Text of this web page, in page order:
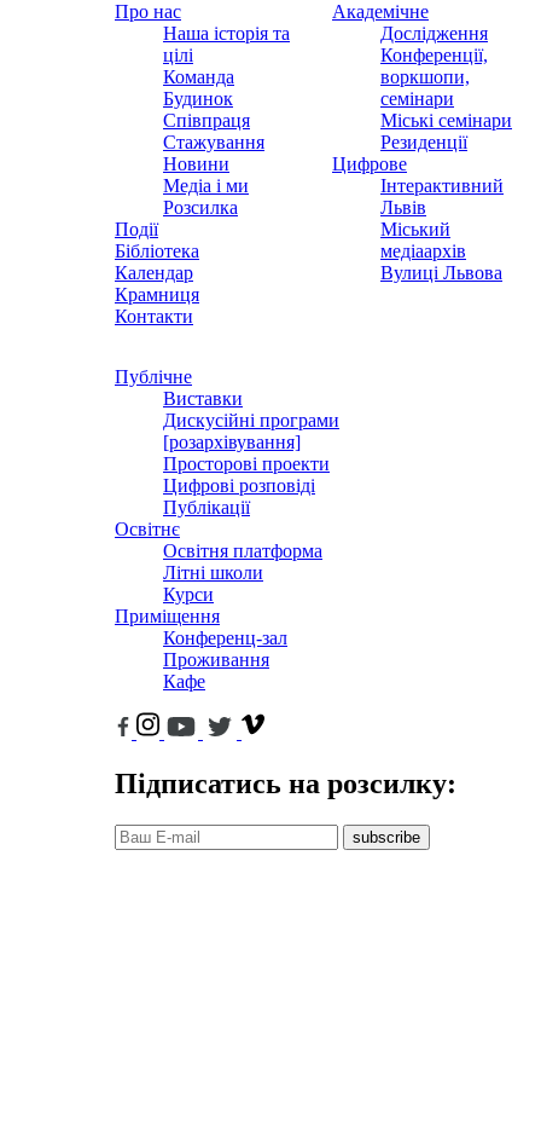
Про нас
Наша історія та
цілі
Команда
Будинок
Співпраця
Стажування
Новини
Медіа і ми
Розсилка
Події
Бібліотека
Календар
Крамниця
Контакти
Академічне
Дослідження
Конференції,
воркшопи,
семінари
Міські семінари
Резиденції
Цифрове
Інтерактивний
Львів
Міський
медіаархів
Вулиці Львова
Публічне
Виставки
Дискусійні програми
[розархівування]
Просторові проекти
Цифрові розповіді
Публікації
Освітнє
Освітня платформа
Літні школи
Курси
Приміщення
Конференц-зал
Проживання
Кафе
Підписатись на розсилку:
subscribe